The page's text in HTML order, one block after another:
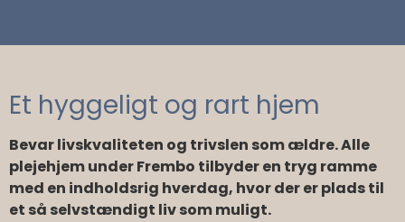
Et hyggeligt og rart hjem
Bevar livskvaliteten og trivslen som ældre. Alle
plejehjem under Frembo tilbyder en tryg ramme
med en indholdsrig hverdag, hvor der er plads til
et så selvstændigt liv som muligt.